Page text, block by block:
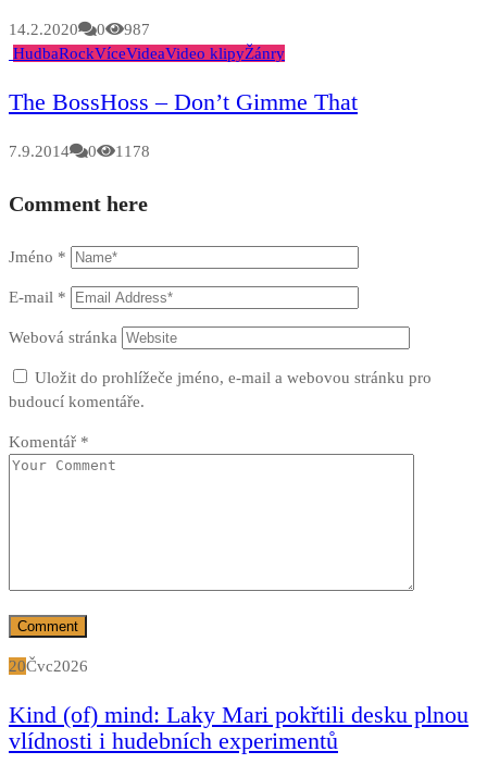
14.2.2020 0
987
HudbaRockVíceVideaVideo klipyŽánry
The BossHoss – Don’t Gimme That
7.9.2014 0 1178
Comment here
Jméno *
E-mail *
Webová stránka
Uložit do prohlížeče jméno, e-mail a webovou stránku pro
budoucí komentáře.
Komentář *
20Čvc2026
Kind (of) mind: Laky Mari pokřtili desku plnou
vlídnosti i hudebních experimentů